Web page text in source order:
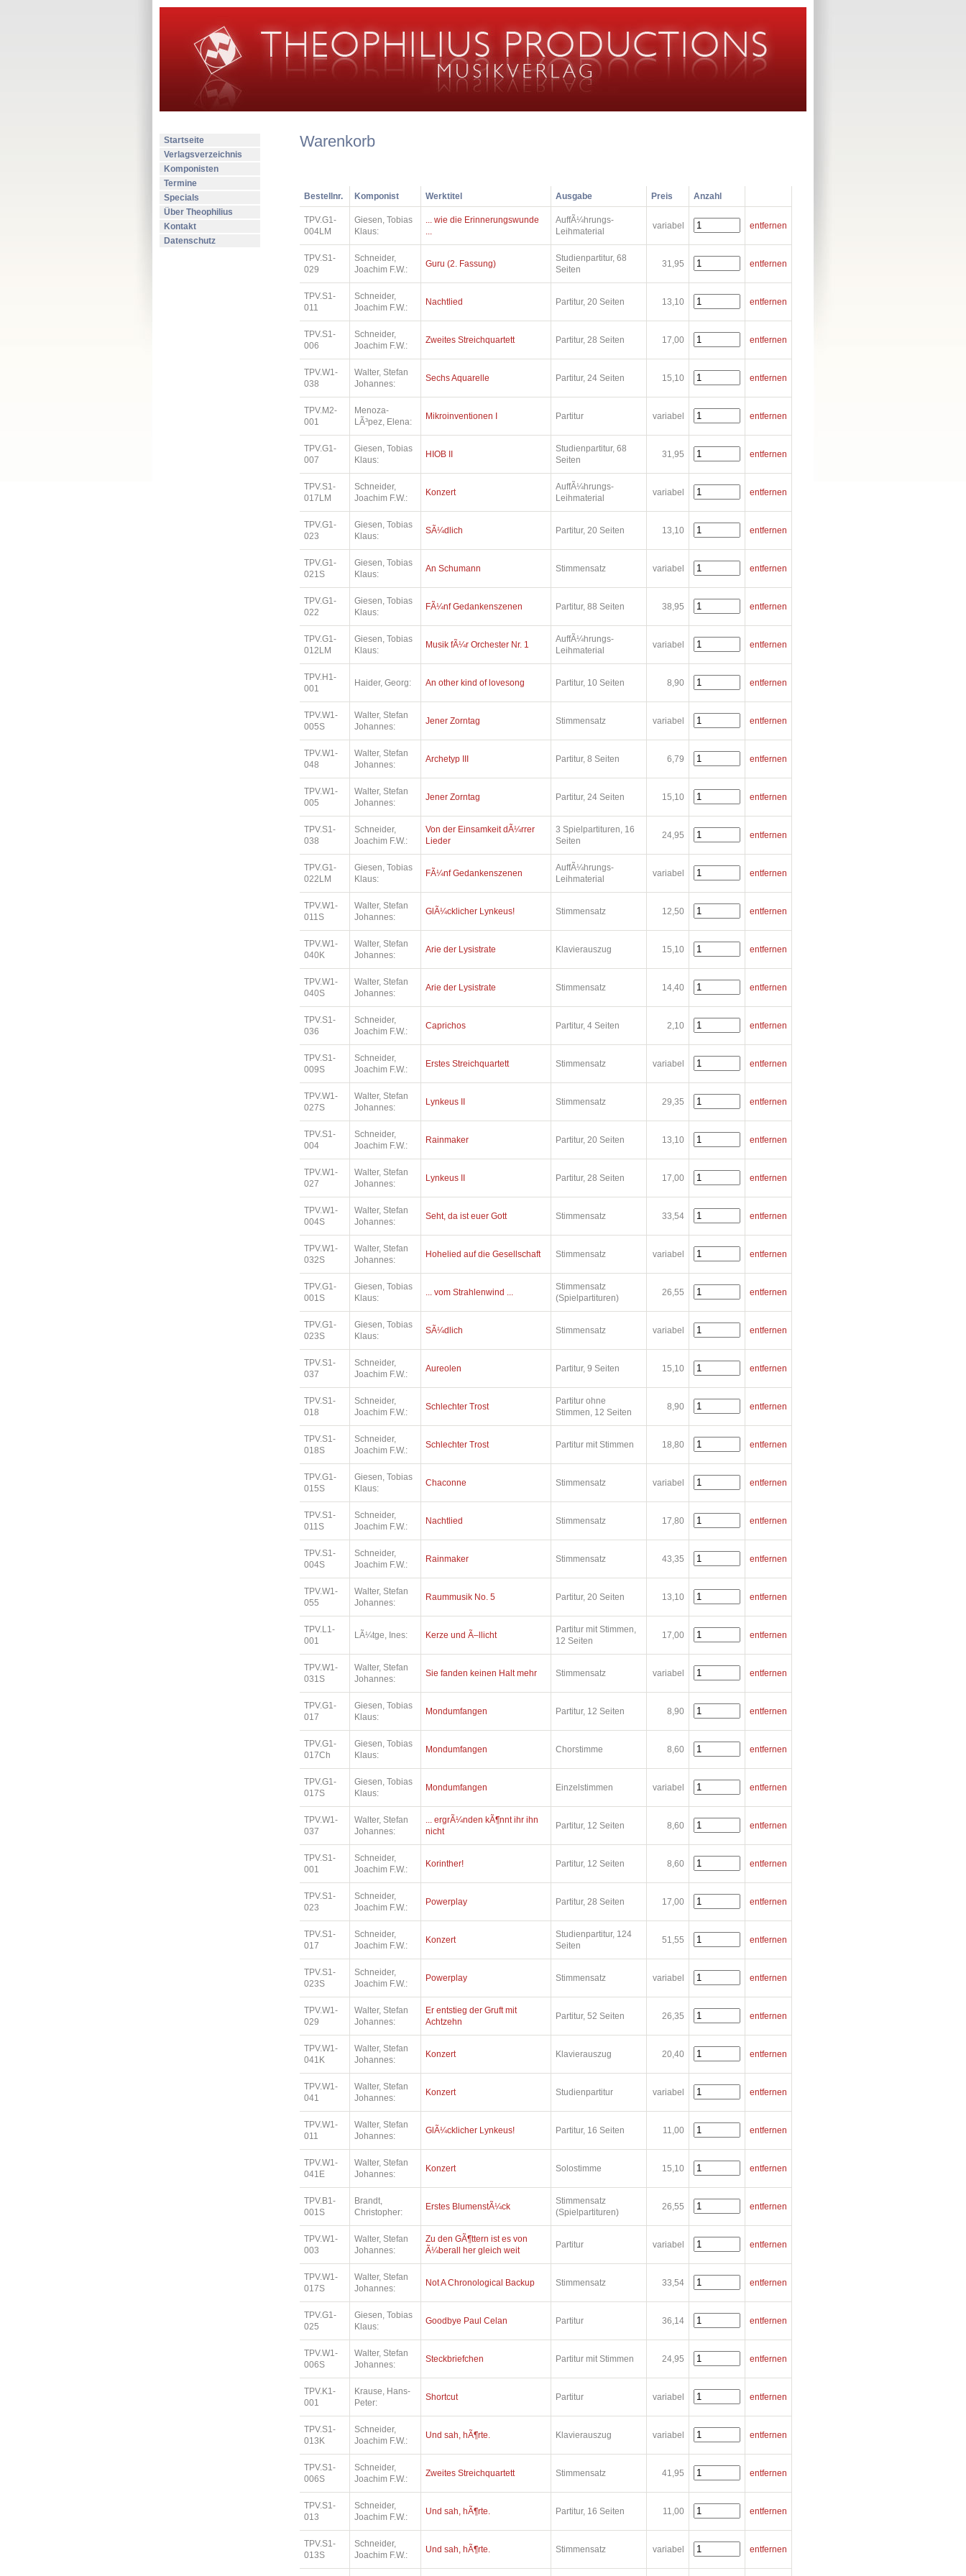
Startseite
Verlagsverzeichnis
Komponisten
Termine
Specials
Über Theophilius
Kontakt
Datenschutz
Warenkorb
Bestellnr. Komponist Werktitel Ausgabe Preis Anzahl
TPV.G1-
004LM
Giesen, Tobias
Klaus:
... wie die Erinnerungswunde
...
AuffÃ¼hrungs-
Leihmaterial
variabel entfernen
TPV.S1-
029
Schneider,
Joachim F.W.:
Guru (2. Fassung)
Studienpartitur, 68
Seiten
31,95 entfernen
TPV.S1-
011
Schneider,
Joachim F.W.:
Nachtlied Partitur, 20 Seiten 13,10 entfernen
TPV.S1-
006
Schneider,
Joachim F.W.:
Zweites Streichquartett Partitur, 28 Seiten 17,00 entfernen
TPV.W1-
038
Walter, Stefan
Johannes:
Sechs Aquarelle Partitur, 24 Seiten 15,10 entfernen
TPV.M2-
001
Menoza-
LÃ³pez, Elena:
Mikroinventionen I Partitur variabel entfernen
TPV.G1-
007
Giesen, Tobias
Klaus:
HIOB II
Studienpartitur, 68
Seiten
31,95 entfernen
TPV.S1-
017LM
Schneider,
Joachim F.W.:
Konzert
AuffÃ¼hrungs-
Leihmaterial
variabel entfernen
TPV.G1-
023
Giesen, Tobias
Klaus:
SÃ¼dlich Partitur, 20 Seiten 13,10 entfernen
TPV.G1-
021S
Giesen, Tobias
Klaus:
An Schumann Stimmensatz variabel entfernen
TPV.G1-
022
Giesen, Tobias
Klaus:
FÃ¼nf Gedankenszenen Partitur, 88 Seiten 38,95 entfernen
TPV.G1-
012LM
Giesen, Tobias
Klaus:
Musik fÃ¼r Orchester Nr. 1
AuffÃ¼hrungs-
Leihmaterial
variabel entfernen
TPV.H1-
001
Haider, Georg: An other kind of lovesong Partitur, 10 Seiten 8,90 entfernen
TPV.W1-
005S
Walter, Stefan
Johannes:
Jener Zorntag Stimmensatz variabel entfernen
TPV.W1-
048
Walter, Stefan
Johannes:
Archetyp III Partitur, 8 Seiten 6,79 entfernen
TPV.W1-
005
Walter, Stefan
Johannes:
Jener Zorntag Partitur, 24 Seiten 15,10 entfernen
TPV.S1-
038
Schneider,
Joachim F.W.:
Von der Einsamkeit dÃ¼rrer
Lieder
3 Spielpartituren, 16
Seiten
24,95 entfernen
TPV.G1-
022LM
Giesen, Tobias
Klaus:
FÃ¼nf Gedankenszenen
AuffÃ¼hrungs-
Leihmaterial
variabel entfernen
TPV.W1-
011S
Walter, Stefan
Johannes:
GlÃ¼cklicher Lynkeus! Stimmensatz 12,50 entfernen
TPV.W1-
040K
Walter, Stefan
Johannes:
Arie der Lysistrate Klavierauszug 15,10 entfernen
TPV.W1-
040S
Walter, Stefan
Johannes:
Arie der Lysistrate Stimmensatz 14,40 entfernen
TPV.S1-
036
Schneider,
Joachim F.W.:
Caprichos Partitur, 4 Seiten 2,10 entfernen
TPV.S1-
009S
Schneider,
Joachim F.W.:
Erstes Streichquartett Stimmensatz variabel entfernen
TPV.W1-
027S
Walter, Stefan
Johannes:
Lynkeus II Stimmensatz 29,35 entfernen
TPV.S1-
004
Schneider,
Joachim F.W.:
Rainmaker Partitur, 20 Seiten 13,10 entfernen
TPV.W1-
027
Walter, Stefan
Johannes:
Lynkeus II Partitur, 28 Seiten 17,00 entfernen
TPV.W1-
004S
Walter, Stefan
Johannes:
Seht, da ist euer Gott Stimmensatz 33,54 entfernen
TPV.W1-
032S
Walter, Stefan
Johannes:
Hohelied auf die Gesellschaft Stimmensatz variabel entfernen
TPV.G1-
001S
Giesen, Tobias
Klaus:
... vom Strahlenwind ...
Stimmensatz
(Spielpartituren)
26,55 entfernen
TPV.G1-
023S
Giesen, Tobias
Klaus:
SÃ¼dlich Stimmensatz variabel entfernen
TPV.S1-
037
Schneider,
Joachim F.W.:
Aureolen Partitur, 9 Seiten 15,10 entfernen
TPV.S1-
018
Schneider,
Joachim F.W.:
Schlechter Trost
Partitur ohne
Stimmen, 12 Seiten
8,90 entfernen
TPV.S1-
018S
Schneider,
Joachim F.W.:
Schlechter Trost Partitur mit Stimmen 18,80 entfernen
TPV.G1-
015S
Giesen, Tobias
Klaus:
Chaconne Stimmensatz variabel entfernen
TPV.S1-
011S
Schneider,
Joachim F.W.:
Nachtlied Stimmensatz 17,80 entfernen
TPV.S1-
004S
Schneider,
Joachim F.W.:
Rainmaker Stimmensatz 43,35 entfernen
TPV.W1-
055
Walter, Stefan
Johannes:
Raummusik No. 5 Partitur, 20 Seiten 13,10 entfernen
TPV.L1-
001
LÃ¼tge, Ines: Kerze und Ã–llicht
Partitur mit Stimmen,
12 Seiten
17,00 entfernen
TPV.W1-
031S
Walter, Stefan
Johannes:
Sie fanden keinen Halt mehr Stimmensatz variabel entfernen
TPV.G1-
017
Giesen, Tobias
Klaus:
Mondumfangen Partitur, 12 Seiten 8,90 entfernen
TPV.G1-
017Ch
Giesen, Tobias
Klaus:
Mondumfangen Chorstimme 8,60 entfernen
TPV.G1-
017S
Giesen, Tobias
Klaus:
Mondumfangen Einzelstimmen variabel entfernen
TPV.W1-
037
Walter, Stefan
Johannes:
... ergrÃ¼nden kÃ¶nnt ihr ihn
nicht
Partitur, 12 Seiten 8,60 entfernen
TPV.S1-
001
Schneider,
Joachim F.W.:
Korinther! Partitur, 12 Seiten 8,60 entfernen
TPV.S1-
023
Schneider,
Joachim F.W.:
Powerplay Partitur, 28 Seiten 17,00 entfernen
TPV.S1-
017
Schneider,
Joachim F.W.:
Konzert
Studienpartitur, 124
Seiten
51,55 entfernen
TPV.S1-
023S
Schneider,
Joachim F.W.:
Powerplay Stimmensatz variabel entfernen
TPV.W1-
029
Walter, Stefan
Johannes:
Er entstieg der Gruft mit
Achtzehn
Partitur, 52 Seiten 26,35 entfernen
TPV.W1-
041K
Walter, Stefan
Johannes:
Konzert Klavierauszug 20,40 entfernen
TPV.W1-
041
Walter, Stefan
Johannes:
Konzert Studienpartitur variabel entfernen
TPV.W1-
011
Walter, Stefan
Johannes:
GlÃ¼cklicher Lynkeus! Partitur, 16 Seiten 11,00 entfernen
TPV.W1-
041E
Walter, Stefan
Johannes:
Konzert Solostimme 15,10 entfernen
TPV.B1-
001S
Brandt,
Christopher:
Erstes BlumenstÃ¼ck
Stimmensatz
(Spielpartituren)
26,55 entfernen
TPV.W1-
003
Walter, Stefan
Johannes:
Zu den GÃ¶ttern ist es von
Ã¼berall her gleich weit
Partitur variabel entfernen
TPV.W1-
017S
Walter, Stefan
Johannes:
Not A Chronological Backup Stimmensatz 33,54 entfernen
TPV.G1-
025
Giesen, Tobias
Klaus:
Goodbye Paul Celan Partitur 36,14 entfernen
TPV.W1-
006S
Walter, Stefan
Johannes:
Steckbriefchen Partitur mit Stimmen 24,95 entfernen
TPV.K1-
001
Krause, Hans-
Peter:
Shortcut Partitur variabel entfernen
TPV.S1-
013K
Schneider,
Joachim F.W.:
Und sah, hÃ¶rte. Klavierauszug variabel entfernen
TPV.S1-
006S
Schneider,
Joachim F.W.:
Zweites Streichquartett Stimmensatz 41,95 entfernen
TPV.S1-
013
Schneider,
Joachim F.W.:
Und sah, hÃ¶rte. Partitur, 16 Seiten 11,00 entfernen
TPV.S1-
013S
Schneider,
Joachim F.W.:
Und sah, hÃ¶rte. Stimmensatz variabel entfernen